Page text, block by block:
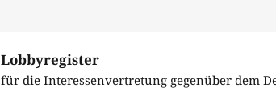
Lobbyregister
für die Interessenvertretung gegenüber dem